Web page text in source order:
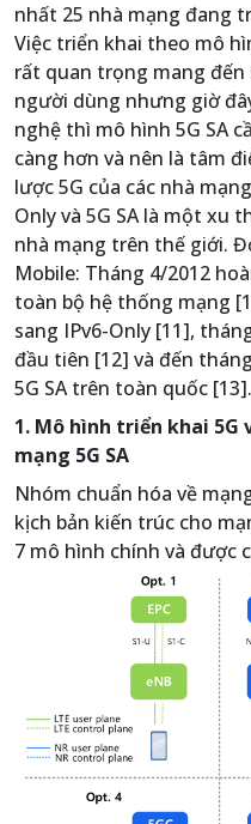
nhất 25 nhà mạng đang
Việc triển khai theo mô
rất quan trọng mang đến
người dùng nhưng giờ
nghệ thì mô hình 5G SA
càng hơn và nên là tâm
lược 5G của các nhà
Only và 5G SA là một xu
nhà mạng trên thế giới.
Mobile: Tháng 4/2012
toàn bộ hệ thống mạng
sang IPv6-Only [11],
đầu tiên [12] và đến
5G SA trên toàn quốc [13].
1. Mô hình triển khai 5G
mạng 5G SA
Nhóm chuẩn hóa về
kịch bản kiến trúc cho
7 mô hình chính và được